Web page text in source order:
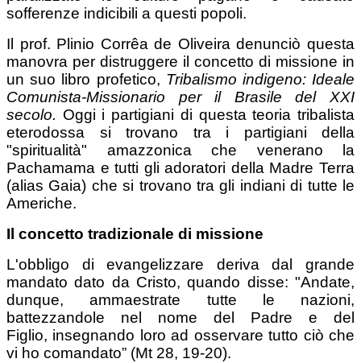
sofferenze indicibili a questi popoli.
Il prof. Plinio Corrêa de Oliveira denunciò questa
manovra per distruggere il concetto di missione in
un suo libro profetico, Tribalismo indigeno: Ideale
Comunista-Missionario per il Brasile del XXI
secolo. Oggi i partigiani di questa teoria tribalista
eterodossa si trovano tra i partigiani della
"spiritualità" amazzonica che venerano la
Pachamama e tutti gli adoratori della Madre Terra
(alias Gaia) che si trovano tra gli indiani di tutte le
Americhe.
Il concetto tradizionale di missione
L'obbligo di evangelizzare deriva dal grande
mandato dato da Cristo, quando disse: "Andate,
dunque, ammaestrate tutte le nazioni,
battezzandole nel nome del Padre e del
Figlio, insegnando loro ad osservare tutto ciò che
vi ho comandato” (Mt 28, 19-20).